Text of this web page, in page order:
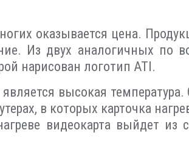
оказывается цена.
Из двух аналогичных по
нарисован логотип ATI.
высокая температура.
в которых карточка
видеокарта выйдет из